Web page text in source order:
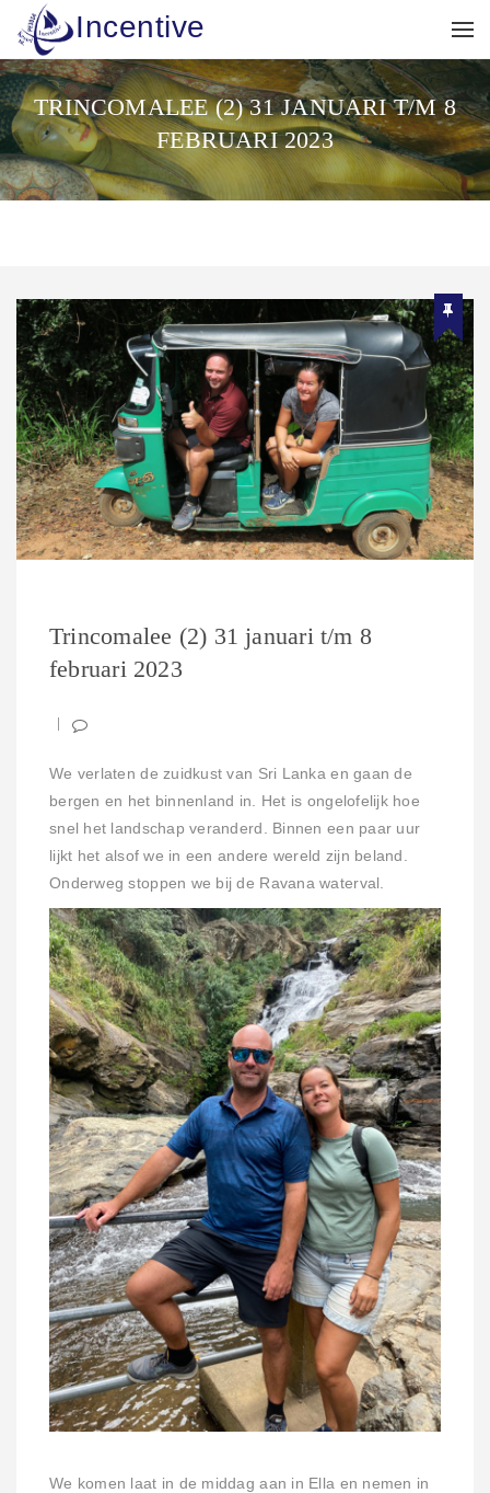
Incentive
TRINCOMALEE (2) 31 JANUARI T/M 8
FEBRUARI 2023
Trincomalee (2) 31 januari t/m 8
februari 2023
We verlaten de zuidkust van Sri Lanka en gaan de
bergen en het binnenland in. Het is ongelofelijk hoe
snel het landschap veranderd. Binnen een paar uur
lijkt het alsof we in een andere wereld zijn beland.
Onderweg stoppen we bij de Ravana waterval.
We komen laat in de middag aan in Ella en nemen in